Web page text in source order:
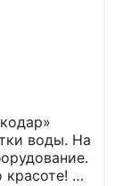
воды. На
красоте! Я